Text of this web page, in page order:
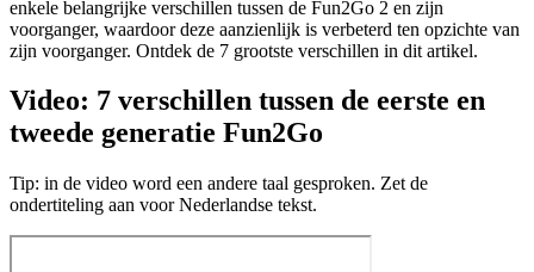
enkele belangrijke verschillen tussen de Fun2Go 2 en zijn
voorganger, waardoor deze aanzienlijk is verbeterd ten opzichte van
zijn voorganger. Ontdek de 7 grootste verschillen in dit artikel.
Video: 7 verschillen tussen de eerste en
tweede generatie Fun2Go
Tip: in de video word een andere taal gesproken. Zet de
ondertiteling aan voor Nederlandse tekst.